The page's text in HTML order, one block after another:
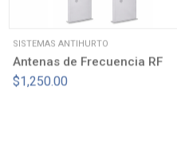
SISTEMAS ANTIHURTO
Antenas de Frecuencia RF
$1,250.00